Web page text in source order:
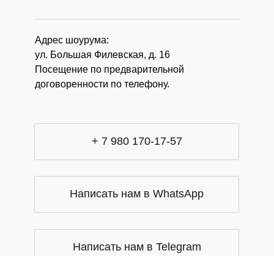
Адрес шоурума:
ул. Большая Филевская, д. 16
Посещение по предварительной
договоренности по телефону.
+ 7 980 170-17-57
Написать нам в WhatsApp
Написать нам в Telegram